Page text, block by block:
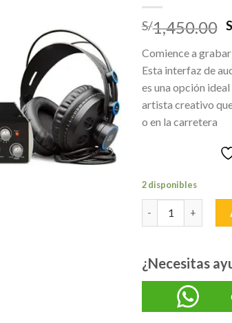
S/1,450.00
Comience a
Esta interfaz de
es una opción
artista creativo
o en la carretera
2 disponibles
¿Necesitas